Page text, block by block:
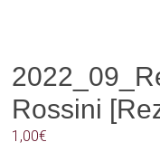
Rossini
1,00€